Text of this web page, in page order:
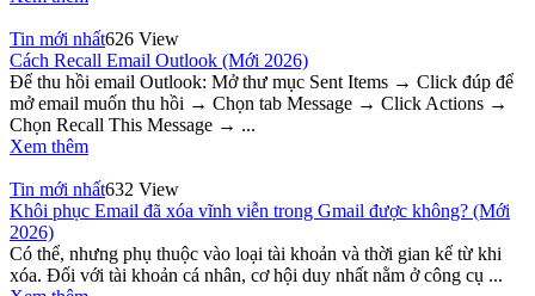
Tin mới nhất626 View
Cách Recall Email Outlook (Mới 2026)
Để thu hồi email Outlook: Mở thư mục Sent Items → Click đúp để
mở email muốn thu hồi → Chọn tab Message → Click Actions →
Chọn Recall This Message → ...
Xem thêm
Tin mới nhất632 View
Khôi phục Email đã xóa vĩnh viễn trong Gmail được không? (Mới
2026)
Có thể, nhưng phụ thuộc vào loại tài khoản và thời gian kể từ khi
xóa. Đối với tài khoản cá nhân, cơ hội duy nhất nằm ở công cụ ...